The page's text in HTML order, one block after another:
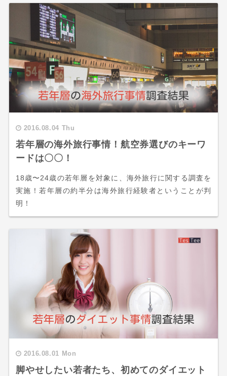
2016.08.04 Thu
若年層の海外旅行事情！航空券選びのキーワ
ードは〇〇！
18歳〜24歳の若年層を対象に、海外旅行に関する調査を
実施！若年層の約半分は海外旅行経験者ということが判
明！
2016.08.01 Mon
脚やせしたい若者たち、初めてのダイエット